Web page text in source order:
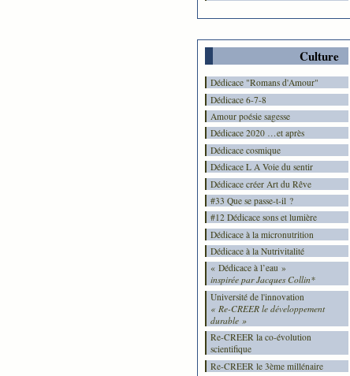
Culture
Dédicace "Romans d'Amour"
Dédicace 6-7-8
Amour poésie sagesse
Dédicace 2020 …et après
Dédicace cosmique
Dédicace L A Voie du sentir
Dédicace créer Art du Rêve
#33 Que se passe-t-il ?
#12 Dédicace sons et lumière
Dédicace à la micronutrition
Dédicace à la Nutrivitalité
« Dédicace à l’eau »
inspirée par Jacques Collin*
Université de l'innovation
« Re-CREER le développement
durable »
Re-CREER la co-évolution
scientifique
Re-CREER le 3ème millénaire